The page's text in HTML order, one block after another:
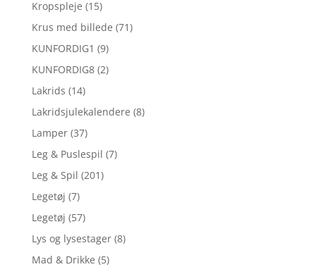
Kropspleje (15)
Krus med billede (71)
KUNFORDIG1 (9)
KUNFORDIG8 (2)
Lakrids (14)
Lakridsjulekalendere (8)
Lamper (37)
Leg & Puslespil (7)
Leg & Spil (201)
Legetøj (7)
Legetøj (57)
Lys og lysestager (8)
Mad & Drikke (5)